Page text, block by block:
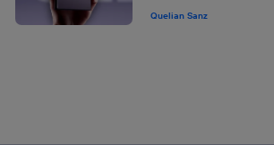
Quelian Sanz